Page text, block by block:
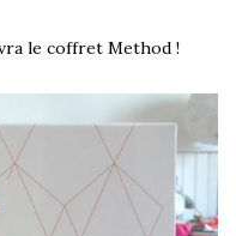
le coffret Method !